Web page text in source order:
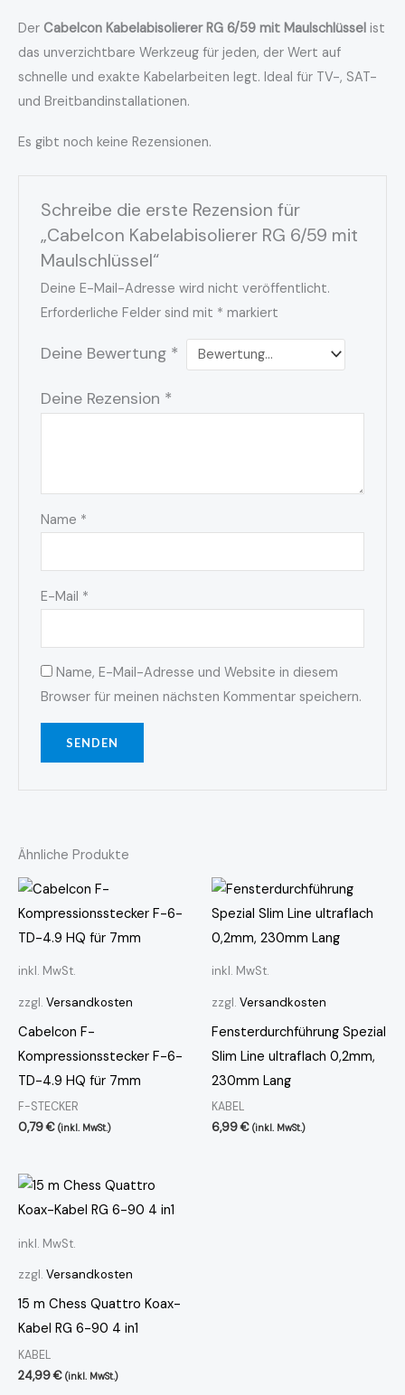
Der Cabelcon Kabelabisolierer RG 6/59 mit Maulschlüssel ist
das unverzichtbare Werkzeug für jeden, der Wert auf
schnelle und exakte Kabelarbeiten legt. Ideal für TV-, SAT-
und Breitbandinstallationen.
Es gibt noch keine Rezensionen.
Schreibe die erste Rezension für
„Cabelcon Kabelabisolierer RG 6/59 mit
Maulschlüssel“
Deine E-Mail-Adresse wird nicht veröffentlicht.
Erforderliche Felder sind mit * markiert
Deine Bewertung *
Deine Rezension *
Name *
E-Mail *
Name, E-Mail-Adresse und Website in diesem
Browser für meinen nächsten Kommentar speichern.
Ähnliche Produkte
inkl. MwSt.
zzgl. Versandkosten
Cabelcon F-
Kompressionsstecker F-6-
TD-4.9 HQ für 7mm
F-STECKER
0,79€ (inkl. MwSt.)
inkl. MwSt.
zzgl. Versandkosten
Fensterdurchführung Spezial
Slim Line ultraflach 0,2mm,
230mm Lang
KABEL
6,99€ (inkl. MwSt.)
inkl. MwSt.
zzgl. Versandkosten
15 m Chess Quattro Koax-
Kabel RG 6-90 4 in1
KABEL
24,99€ (inkl. MwSt.)